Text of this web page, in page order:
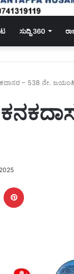
ಸುದ್ದಿ 360
ಕನಕದಾಸರ – 538 ನೇ.
LinkedIn